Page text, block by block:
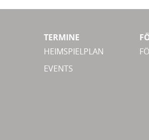
TERMINE
HEIMSPIELPLAN
EVENTS